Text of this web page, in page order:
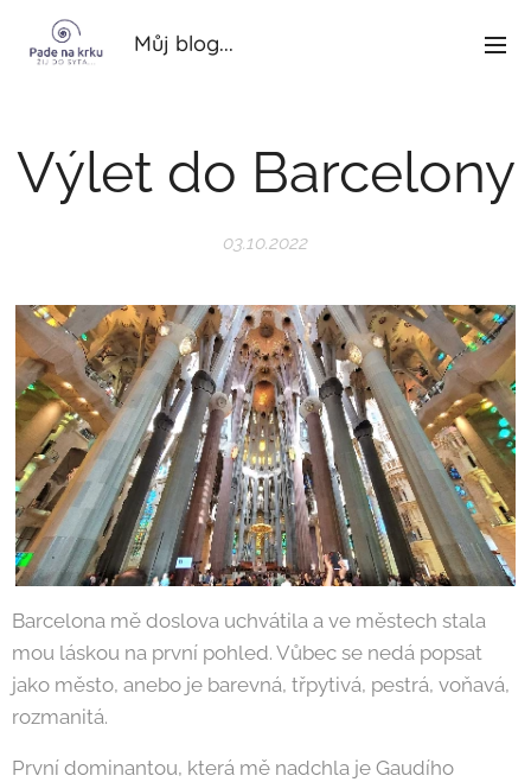
Můj blog...
Výlet do Barcelony
03.10.2022
Barcelona mě doslova uchvátila a ve městech stala
mou láskou na první pohled. Vůbec se nedá popsat
jako město, anebo je barevná, třpytivá, pestrá, voňavá,
rozmanitá.
První dominantou, která mě nadchla je Gaudího